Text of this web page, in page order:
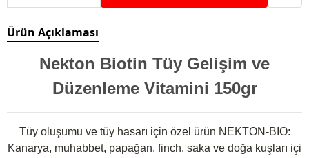
Ürün Açıklaması
Nekton Biotin Tüy Gelişim ve
Düzenleme Vitamini 150gr
Tüy oluşumu ve tüy hasarı için özel ürün NEKTON-BIO:
Kanarya, muhabbet, papağan, finch, saka ve doğa kuşları içi